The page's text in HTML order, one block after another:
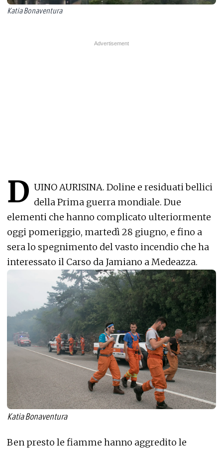
Katia Bonaventura
D UINO AURISINA. Doline e residuati bellici
della Prima guerra mondiale. Due
elementi che hanno complicato ulteriormente
oggi pomeriggio, martedì 28 giugno, e fino a
sera lo spegnimento del vasto incendio che ha
interessato il Carso da Jamiano a Medeazza.
Katia Bonaventura
Ben presto le fiamme hanno aggredito le